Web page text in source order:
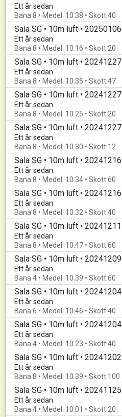
Ett år sedan
Bana 8 • Medel: 10.38 • Skott:40
Sala SG • 10m luft • 20250106
Ett år sedan
Bana 8 • Medel: 10.16 • Skott:20
Sala SG • 10m luft • 20241227
Ett år sedan
Bana 8 • Medel: 10.35 • Skott:47
Sala SG • 10m luft • 20241227
Ett år sedan
Bana 8 • Medel: 10.25 • Skott:20
Sala SG • 10m luft • 20241227
Ett år sedan
Bana 8 • Medel: 10.30 • Skott:12
Sala SG • 10m luft • 20241216
Ett år sedan
Bana 8 • Medel: 10.34 • Skott:60
Sala SG • 10m luft • 20241216
Ett år sedan
Bana 8 • Medel: 10.32 • Skott:40
Sala SG • 10m luft • 20241211
Ett år sedan
Bana 8 • Medel: 10.47 • Skott:60
Sala SG • 10m luft • 20241209
Ett år sedan
Bana 4 • Medel: 10.39 • Skott:60
Sala SG • 10m luft • 20241204
Ett år sedan
Bana 6 • Medel: 10.46 • Skott:40
Sala SG • 10m luft • 20241204
Ett år sedan
Bana 4 • Medel: 10.23 • Skott:40
Sala SG • 10m luft • 20241202
Ett år sedan
Bana 8 • Medel: 10.39 • Skott:100
Sala SG • 10m luft • 20241125
Ett år sedan
Bana 4 • Medel: 10.01 • Skott:20